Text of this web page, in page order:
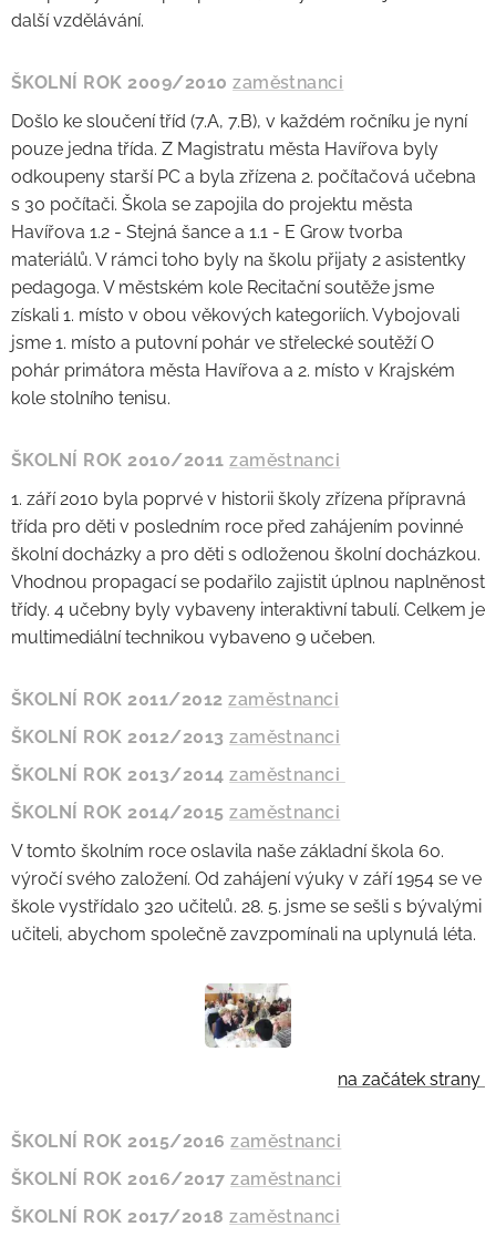
další vzdělávání.
ŠKOLNÍ ROK 2009/2010zaměstnanci
Došlo ke sloučení tříd (7.A, 7.B), v každém ročníku je nyní
pouze jedna třída. Z Magistratu města Havířova byly
odkoupeny starší PC a byla zřízena 2. počítačová učebna
s 30 počítači. Škola se zapojila do projektu města
Havířova 1.2 - Stejná šance a 1.1 - E Grow tvorba
materiálů. V rámci toho byly na školu přijaty 2 asistentky
pedagoga. V městském kole Recitační soutěže jsme
získali 1. místo v obou věkových kategoriích. Vybojovali
jsme 1. místo a putovní pohár ve střelecké soutěží O
pohár primátora města Havířova a 2. místo v Krajském
kole stolního tenisu.
ŠKOLNÍ ROK 2010/2011zaměstnanci
1. září 2010 byla poprvé v historii školy zřízena přípravná
třída pro děti v posledním roce před zahájením povinné
školní docházky a pro děti s odloženou školní docházkou.
Vhodnou propagací se podařilo zajistit úplnou naplněnost
třídy. 4 učebny byly vybaveny interaktivní tabulí. Celkem je
multimediální technikou vybaveno 9 učeben.
ŠKOLNÍ ROK 2011/2012zaměstnanci
ŠKOLNÍ ROK 2012/2013 zaměstnanci
ŠKOLNÍ ROK 2013/2014 zaměstnanci
ŠKOLNÍ ROK 2014/2015 zaměstnanci
V tomto školním roce oslavila naše základní škola 60.
výročí svého založení. Od zahájení výuky v září 1954 se ve
škole vystřídalo 320 učitelů. 28. 5. jsme se sešli s bývalými
učiteli, abychom společně zavzpomínali na uplynulá léta.
na začátek strany
ŠKOLNÍ ROK 2015/2016 zaměstnanci
ŠKOLNÍ ROK 2016/2017 zaměstnanci
ŠKOLNÍ ROK 2017/2018 zaměstnanci